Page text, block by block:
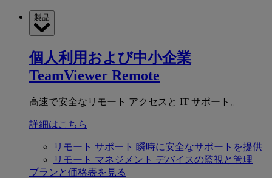
製品
個人利用および中小企業
TeamViewer Remote
高速で安全なリモート アクセスと IT サポート。
詳細はこちら
リモート サポート 瞬時に安全なサポートを提供
リモート マネジメント デバイスの監視と管理
プランと価格表を見る